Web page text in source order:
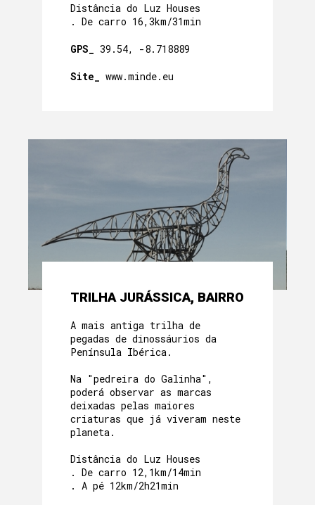
Distância do Luz Houses
. De carro 16,3km/31min
GPS_ 39.54, -8.718889
Site_ www.minde.eu
TRILHA JURÁSSICA, BAIRRO
A mais antiga trilha de
pegadas de dinossáurios da
Península Ibérica.
Na "pedreira do Galinha",
poderá observar as marcas
deixadas pelas maiores
criaturas que já viveram neste
planeta.
Distância do Luz Houses
. De carro 12,1km/14min
. A pé 12km/2h21min